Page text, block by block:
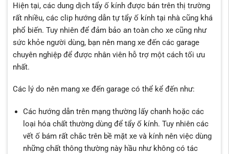
Hiện tại, các dung dịch tẩy ố kính được bán trên thị trường
rất nhiều, các clip hướng dẫn tự tẩy ố kính tại nhà cũng khá
phổ biến. Tuy nhiên để đảm bảo an toàn cho xe cũng như
sức khỏe người dùng, bạn nên mang xe đến các garage
chuyên nghiệp để được nhân viên hỗ trợ một cách tối ưu
nhất.
Các lý do nên mang xe đến garage có thể kể đến như:
Các hướng dẫn trên mạng thường lấy chanh hoặc các
loại hóa chất thường dùng để tẩy ố kính. Tuy nhiên các
vết ố bám rất chắc trên bề mặt xe và kính nên việc dùng
những chất thông thường này hầu như không có tác